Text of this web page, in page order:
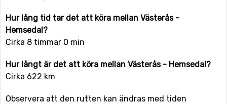
Hur lång tid tar det att köra mellan Västerås -
Hemsedal?
Cirka 8 timmar 0 min
Hur långt är det att köra mellan Västerås - Hemsedal?
Cirka 622 km
Observera att den rutten kan ändras med tiden